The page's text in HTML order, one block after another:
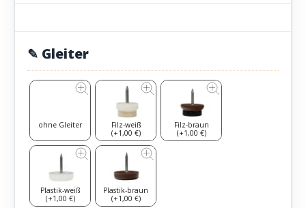
✎ Gleiter
ohne Gleiter
Filz-weiß
(+1,00 €)
Filz-braun
(+1,00 €)
Plastik-weiß
(+1,00 €)
Plastik-braun
(+1,00 €)